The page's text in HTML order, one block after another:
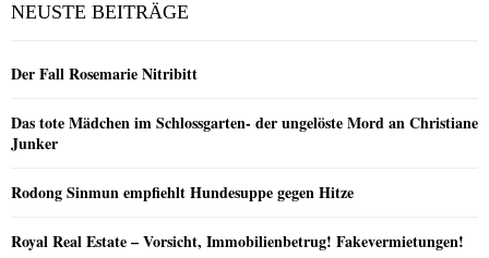
NEUSTE BEITRÄGE
Der Fall Rosemarie Nitribitt
Das tote Mädchen im Schlossgarten- der ungelöste Mord an Christiane
Junker
Rodong Sinmun empfiehlt Hundesuppe gegen Hitze
Royal Real Estate – Vorsicht, Immobilienbetrug! Fakevermietungen!